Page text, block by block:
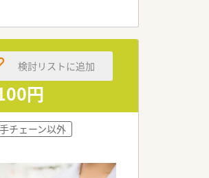
円
検討リストに追加
チェーン以外